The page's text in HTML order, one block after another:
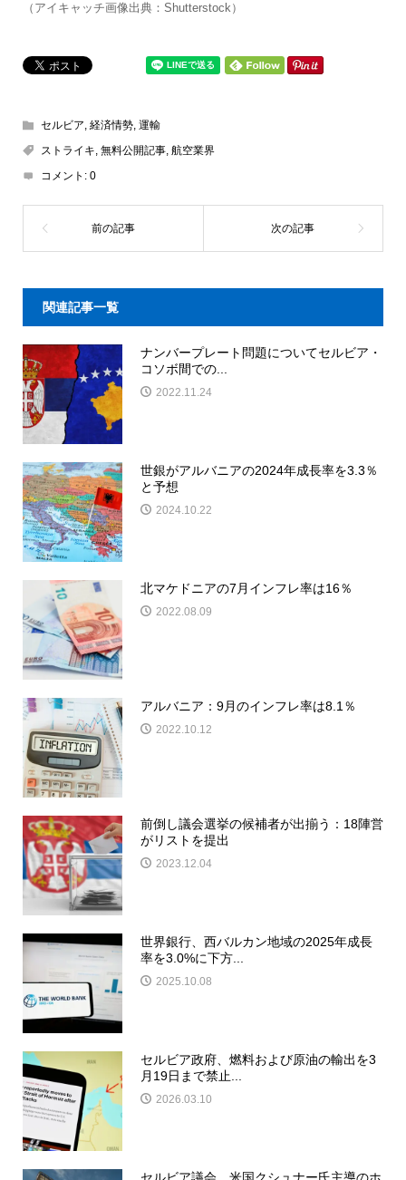
（アイキャッチ画像出典：Shutterstock）
セルビア, 経済情勢, 運輸
ストライキ, 無料公開記事, 航空業界
コメント: 0
関連記事一覧
ナンバープレート問題についてセルビア・
コソボ間での...
2022.11.24
世銀がアルバニアの2024年成長率を3.3％
と予想
2024.10.22
北マケドニアの7月インフレ率は16％
2022.08.09
アルバニア：9月のインフレ率は8.1％
2022.10.12
前倒し議会選挙の候補者が出揃う：18陣営
がリストを提出
2023.12.04
世界銀行、西バルカン地域の2025年成長
率を3.0%に下方...
2025.10.08
セルビア政府、燃料および原油の輸出を3
月19日まで禁止...
2026.03.10